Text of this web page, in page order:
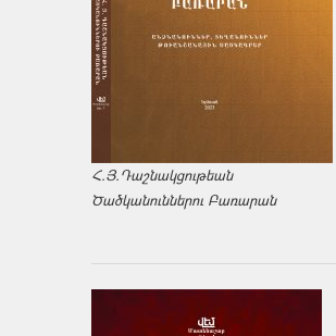
Հ.Յ.Դաշնակցութեան
Ծածկանուններու Բառարան